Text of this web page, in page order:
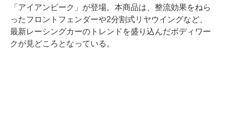
「アイアンビーク」が登場。本商品は、整流効果をねら
ったフロントフェンダーや2分割式リヤウイングなど、
最新レーシングカーのトレンドを盛り込んだボディワー
クが見どころとなっている。